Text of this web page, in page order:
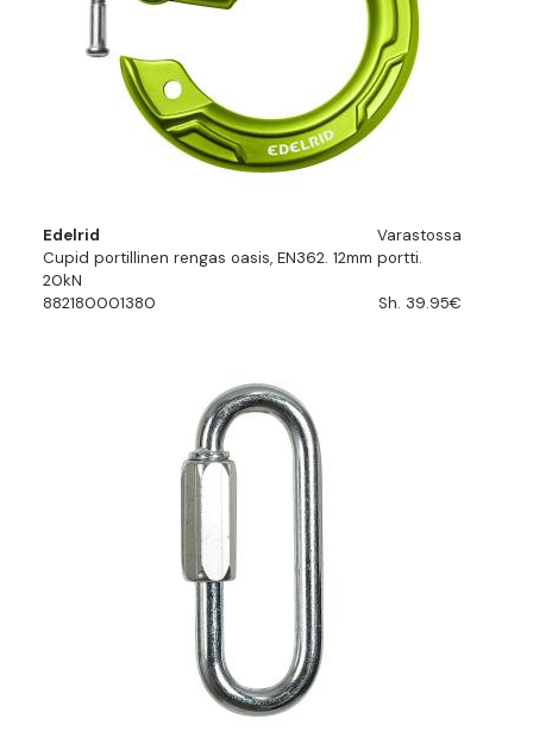
Edelrid
Varastossa
Cupid portillinen rengas oasis, EN362. 12mm portti.
20kN
882180001380
Sh. 39.95€